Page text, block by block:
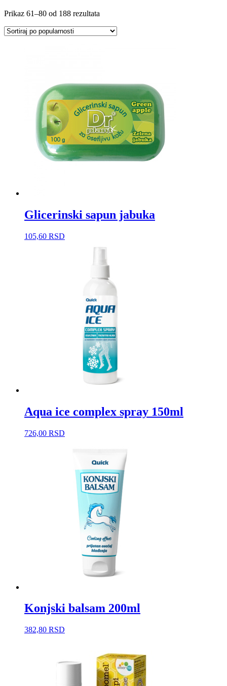
Prikaz 61–80 od 188 rezultata
Glicerinski sapun jabuka
105,60 RSD
Aqua ice complex spray 150ml
726,00 RSD
Konjski balsam 200ml
382,80 RSD